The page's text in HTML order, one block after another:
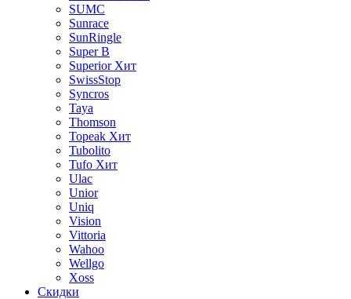
SUMC
Sunrace
SunRingle
Super B
Superior Хит
SwissStop
Syncros
Taya
Thomson
Topeak Хит
Tubolito
Tufo Хит
Ulac
Unior
Uniq
Vision
Vittoria
Wahoo
Wellgo
Xoss
Скидки